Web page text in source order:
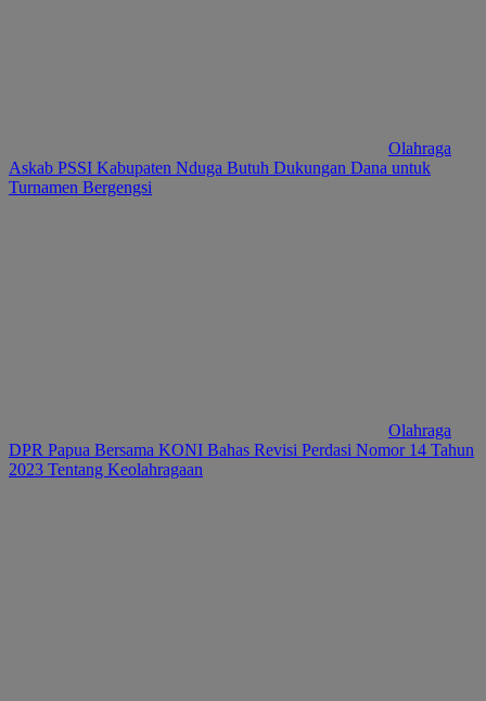
Olahraga
Askab PSSI Kabupaten Nduga Butuh Dukungan Dana untuk
Turnamen Bergengsi
Olahraga
DPR Papua Bersama KONI Bahas Revisi Perdasi Nomor 14 Tahun
2023 Tentang Keolahragaan